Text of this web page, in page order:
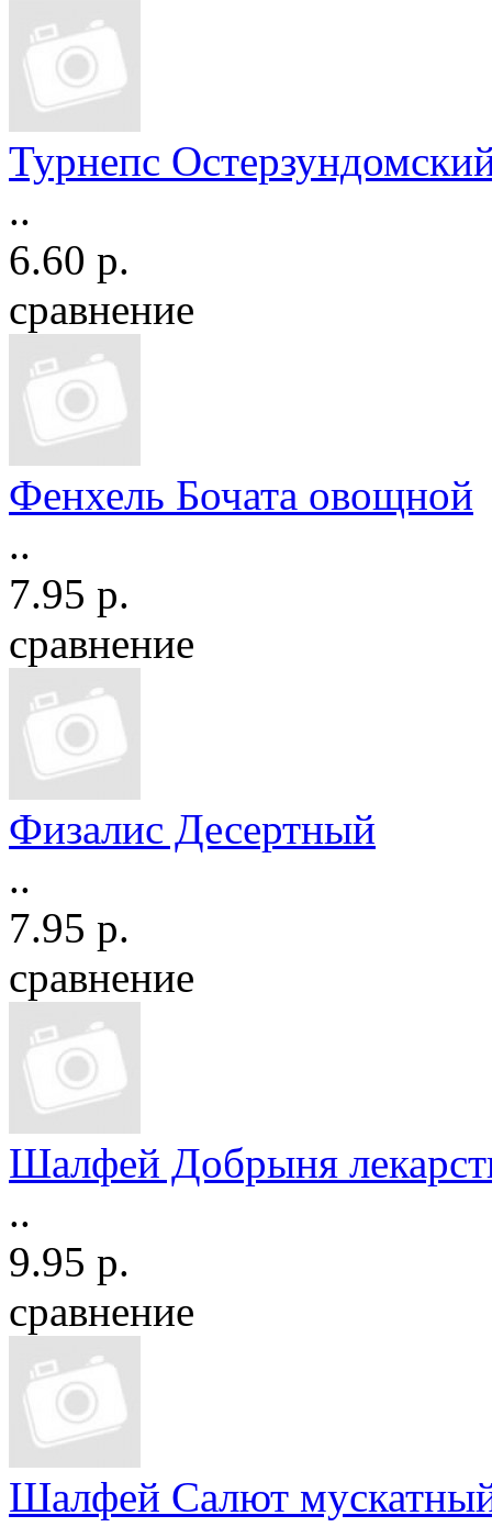
Турнепс
..
6.60 р.
сравнение
Фенхель Бочата овощной
..
7.95 р.
сравнение
Физалис Десертный
..
7.95 р.
сравнение
Шалфей Добрыня
..
9.95 р.
сравнение
Шалфей Салют